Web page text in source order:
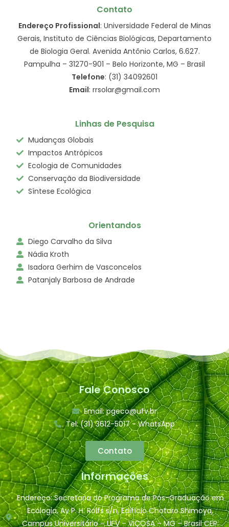
Contato
Endereço Profissional: Universidade Federal de Minas
Gerais, Instituto de Ciências Biológicas, Departamento
de Biologia Geral. Avenida Antônio Carlos, 6.627.
Pampulha – 31270-901 – Belo Horizonte, MG – Brasil
Telefone: (31) 34092601
Email: rrsolar@gmail.com
Linhas de Pesquisa
Mudanças Globais
Impactos Antrópicos
Ecologia de Comunidades
Conservação da Biodiversidade
Síntese Ecológica
Orientandos
Diego Carvalho da Silva
Nádia Kroth
Isadora Gerhim de Vasconcelos
Patanjaly Barbosa de Andrade
Fale Conosco
Email: pgeco@ufv.br
Tel: (31) 3612-5017 - WhatsApp
Contato
Informações
Endereço: Secretaria do Programa de Pós-Graduação em
Ecologia, Av P. H. Rolfs s/n, Edifício Chotaro Shimoya,
Campus Universitário – UFV – VIÇOSA – MG – Brasil CEP: